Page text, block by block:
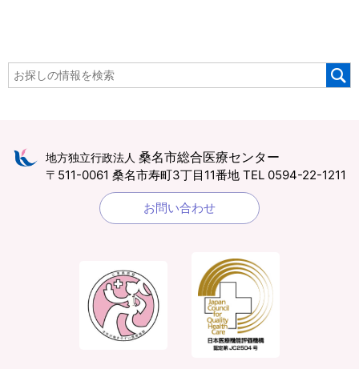
地方独立行政法人 桑名市総合医療センター
〒511-0061 桑名市寿町3丁目11番地 TEL 0594-22-1211
お問い合わせ